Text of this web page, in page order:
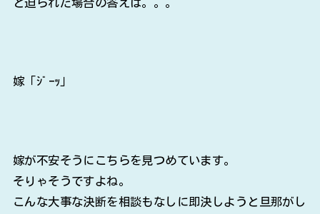
嫁「ｼﾞｰｯ」
嫁が不安そうにこちらを見つめています。
そりゃそうですよね。
こんな大事な決断を相談もなしに即決しようと旦那がし